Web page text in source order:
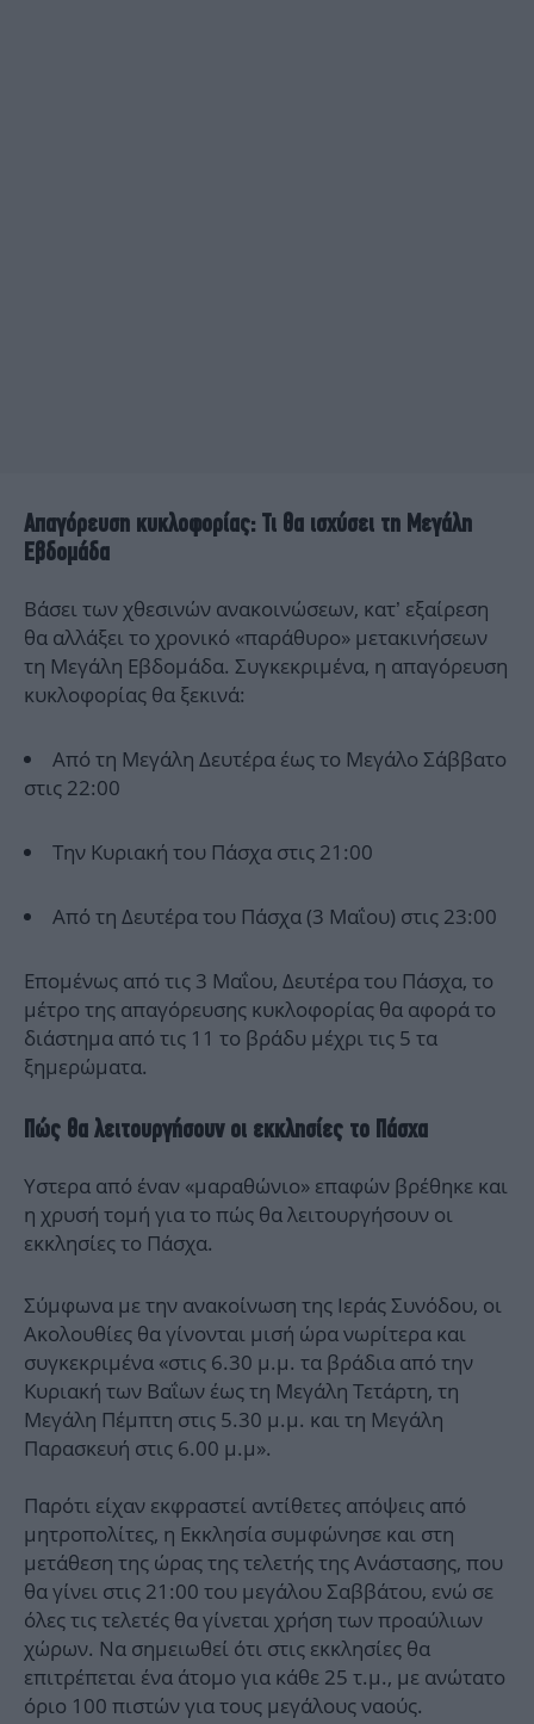
Απαγόρευση κυκλοφορίας: Τι θα ισχύσει τη Μεγάλη
Εβδομάδα
Βάσει των χθεσινών ανακοινώσεων, κατ’ εξαίρεση
θα αλλάξει το χρονικό «παράθυρο» μετακινήσεων
τη Μεγάλη Εβδομάδα. Συγκεκριμένα, η απαγόρευση
κυκλοφορίας θα ξεκινά:
Από τη Μεγάλη Δευτέρα έως το Μεγάλο Σάββατο
στις 22:00
Την Κυριακή του Πάσχα στις 21:00
Από τη Δευτέρα του Πάσχα (3 Μαΐου) στις 23:00
Επομένως από τις 3 Μαΐου, Δευτέρα του Πάσχα, το
μέτρο της απαγόρευσης κυκλοφορίας θα αφορά το
διάστημα από τις 11 το βράδυ μέχρι τις 5 τα
ξημερώματα.
Πώς θα λειτουργήσουν οι εκκλησίες το Πάσχα
Υστερα από έναν «μαραθώνιο» επαφών βρέθηκε και
η χρυσή τομή για το πώς θα λειτουργήσουν οι
εκκλησίες το Πάσχα.
Σύμφωνα με την ανακοίνωση της Ιεράς Συνόδου, οι
Ακολουθίες θα γίνονται μισή ώρα νωρίτερα και
συγκεκριμένα «στις 6.30 μ.μ. τα βράδια από την
Κυριακή των Βαΐων έως τη Μεγάλη Τετάρτη, τη
Μεγάλη Πέμπτη στις 5.30 μ.μ. και τη Μεγάλη
Παρασκευή στις 6.00 μ.μ».
Παρότι είχαν εκφραστεί αντίθετες απόψεις από
μητροπολίτες, η Εκκλησία συμφώνησε και στη
μετάθεση της ώρας της τελετής της Ανάστασης, που
θα γίνει στις 21:00 του μεγάλου Σαββάτου, ενώ σε
όλες τις τελετές θα γίνεται χρήση των προαύλιων
χώρων. Να σημειωθεί ότι στις εκκλησίες θα
επιτρέπεται ένα άτομο για κάθε 25 τ.μ., με ανώτατο
όριο 100 πιστών για τους μεγάλους ναούς.